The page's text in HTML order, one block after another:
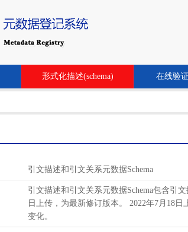
形式化描述(schema) 在线验证
引文描述和引文关系元数据Schema
引文描述和引文关系元数据Schema包含引
日上传，为最新修订版本。 2022年7月18日
变化。